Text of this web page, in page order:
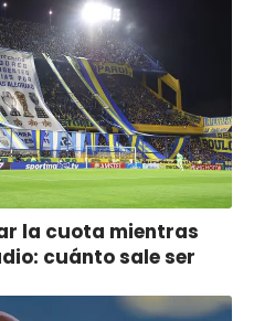
la cuota mientras
cuánto sale ser